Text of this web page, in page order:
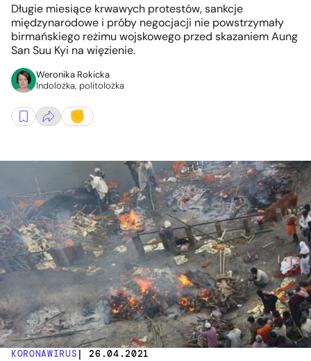
Długie miesiące krwawych protestów, sankcje
międzynarodowe i próby negocjacji nie powstrzymały
birmańskiego reżimu wojskowego przed skazaniem Aung
San Suu Kyi na więzienie.
Weronika Rokicka
Indolożka, politolożka
KORONAWIRUS | 26.04.2021